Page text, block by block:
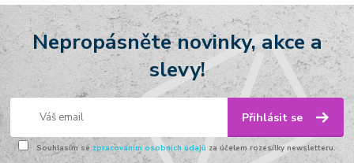
Nepropásněte novinky, akce a
slevy!
Přihlásit se
Souhlasím se zpracováním osobních údajů za účelem rozesílky newsletteru.